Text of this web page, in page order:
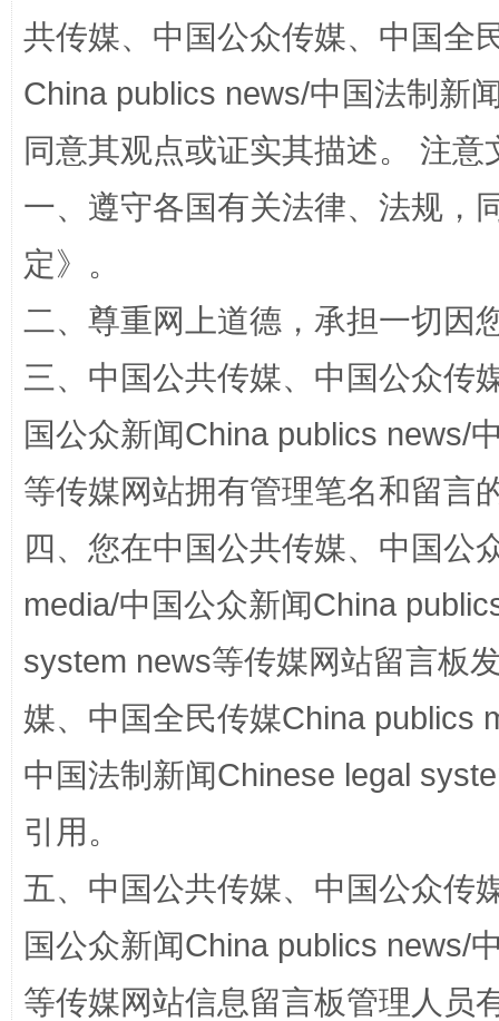
全民健身五年计划来了！等你上场
阿坝州三大球赛在茂县开幕 规模
扯下公款旅游的“隐身衣” 如何以
共传媒、中国公众传媒、中国全
China publics news/中国法制新
同意其观点或证实其描述。 注
一、遵守各国有关法律、法规，
定》。
二、尊重网上道德，承担一切因
三、中国公共传媒、中国公众传
国公众新闻China publics news/
等传媒网站拥有管理笔名和留言
四、您在中国公共传媒、中国公
media/中国公众新闻China
system news等传媒网站留言板
媒、中国全民传媒China publics
中国法制新闻Chinese legal
引用。
五、中国公共传媒、中国公众传
国公众新闻China publics news/
等传媒网站信息留言板管理人员